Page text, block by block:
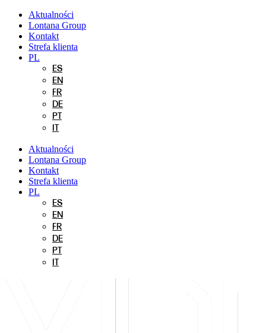
Przejdź
treści
Aktualności
Lontana Group
Kontakt
Strefa klienta
PL
ES
EN
FR
DE
PT
Aktualności
Lontana Group
Kontakt
Strefa klienta
PL
ES
EN
FR
DE
PT